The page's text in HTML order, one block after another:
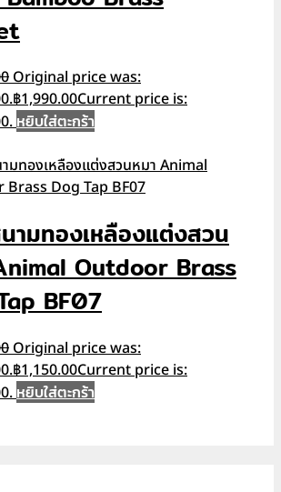
Original price was:
฿1,990.00Current price is:
หยิบใส่ตะกร้า
ามทองเหลืองแต่งสวน
Outdoor Brass
BF07
Original price was:
฿1,150.00Current price is:
หยิบใส่ตะกร้า